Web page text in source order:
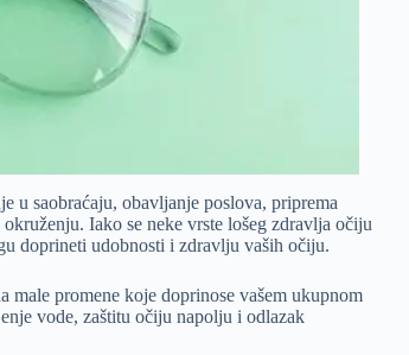
u saobraćaju, obavljanje poslova, priprema
Iako se neke vrste lošeg zdravlja očiju
doprineti udobnosti i zdravlju vaših očiju.
male promene koje doprinose vašem ukupnom
vode, zaštitu očiju napolju i odlazak